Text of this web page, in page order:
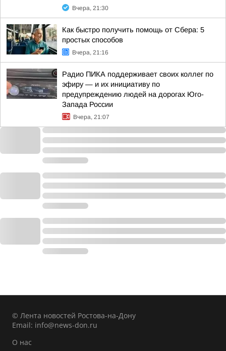
Вчера, 21:30
Как быстро получить помощь от Сбера: 5
простых способов
Вчера, 21:16
Радио ПИКА поддерживает своих коллег по
эфиру — и их инициативу по
предупреждению людей на дорогах Юго-
Запада России
Вчера, 21:07
© Лента новостей Ростова-на-Дону
Email: info@news-don.ru
О нас